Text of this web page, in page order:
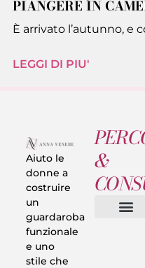
PIANGERE IN
È arrivato l’autunno, e
LEGGI DI PIU'
Aiuto le
donne a
costruire
un
guardaroba
funzionale
e uno
stile che
&